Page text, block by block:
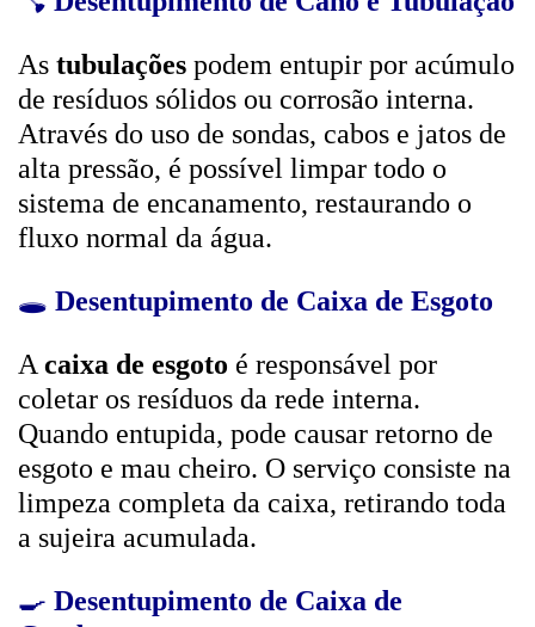
As tubulações podem entupir por acúmulo
de resíduos sólidos ou corrosão interna.
Através do uso de sondas, cabos e jatos de
alta pressão, é possível limpar todo o
sistema de encanamento, restaurando o
fluxo normal da água.
🕳️ Desentupimento de Caixa de Esgoto
A caixa de esgoto é responsável por
coletar os resíduos da rede interna.
Quando entupida, pode causar retorno de
esgoto e mau cheiro. O serviço consiste na
limpeza completa da caixa, retirando toda
a sujeira acumulada.
🍳 Desentupimento de Caixa de